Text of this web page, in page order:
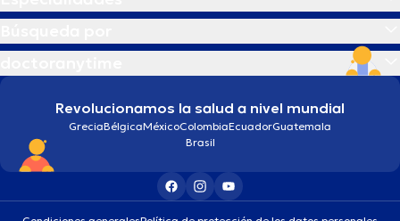
Revolucionamos la salud a nivel mundial
GreciaBélgicaMéxicoColombiaEcuadorGuatemala
Brasil